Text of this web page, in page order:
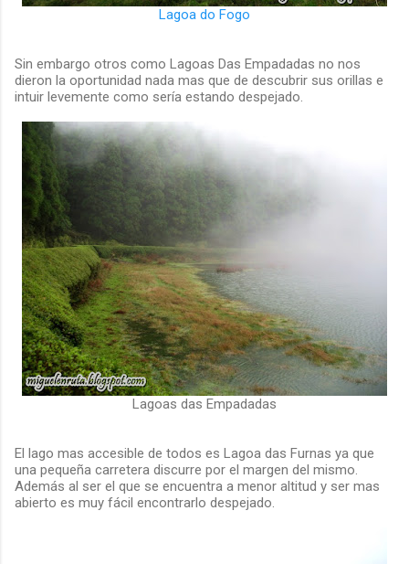
Lagoa do Fogo
Sin embargo otros como Lagoas Das Empadadas no nos
dieron la oportunidad nada mas que de descubrir sus orillas e
intuir levemente como sería estando despejado.
Lagoas das Empadadas
El lago mas accesible de todos es Lagoa das Furnas ya que
una pequeña carretera discurre por el margen del mismo.
Además al ser el que se encuentra a menor altitud y ser mas
abierto es muy fácil encontrarlo despejado.